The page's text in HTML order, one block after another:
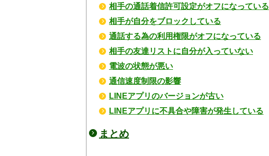
相手の通話着信許可設定がオフになっている
相手が自分をブロックしている
通話する為の利用権限がオフになっている
相手の友達リストに自分が入っていない
電波の状態が悪い
通信速度制限の影響
LINEアプリのバージョンが古い
LINEアプリに不具合や障害が発生している
まとめ